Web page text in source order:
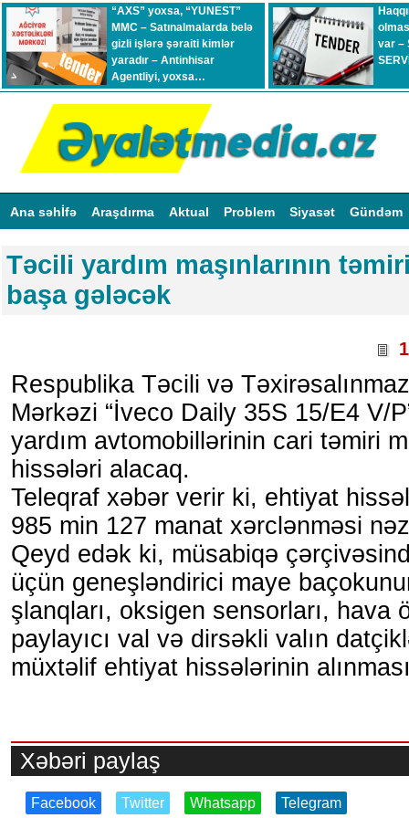
“AXS” yoxsa, “YUNEST”
MMC – Satınalmalarda belə
gizli işlərə şəraiti kimlər
yaradır – Antinhisar
Agentliyi, yoxsa…
var –
Ana səhİfə Araşdırma Aktual Problem Siyasət Gündəm
Təcili yardım maşınlarının
başa gələcək
Respublika Təcili və
Mərkəzi “İveco Daily 35S 15/E4 V/
yardım avtomobillərinin cari təmiri
hissələri alacaq.
Teleqraf xəbər verir ki, ehtiyat
985 min 127 manat xərclənməsi
Qeyd edək ki, müsabiqə
üçün geneşləndirici maye
şlanqları, oksigen sensorları, hava
paylayıcı val və dirsəkli valın
müxtəlif ehtiyat hissələrinin alınması
Xəbəri paylaş
Facebook Twitter Whatsapp Telegram